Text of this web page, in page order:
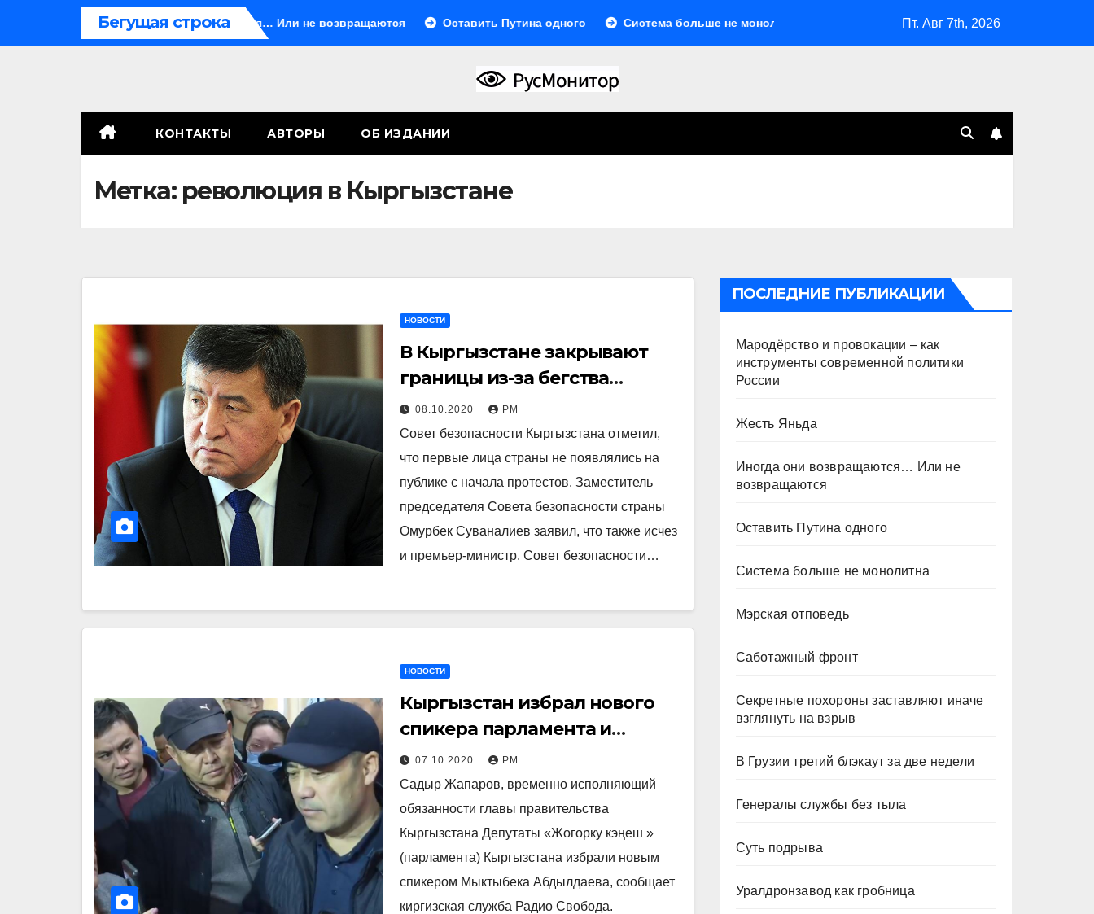
Бегущая строка
Иногда они возвращаются… Или не возвращаются Оставить Путина одного Система больше не монолитна Мародёрство и провокации – как
Пт. Авг 7th, 2026
КОНТАКТЫ АВТОРЫ ОБ ИЗДАНИИ
Метка: революция в Кыргызстане
НОВОСТИ
В Кыргызстане закрывают
границы из-за бегства
президента и премьер-
министра
08.10.2020 РМ
Совет безопасности Кыргызстана отметил,
что первые лица страны не появлялись на
публике с начала протестов. Заместитель
председателя Совета безопасности страны
Омурбек Суваналиев заявил, что также исчез
и премьер-министр. Совет безопасности…
НОВОСТИ
Кыргызстан избрал нового
спикера парламента и
назначил временного главы
правительства
07.10.2020 РМ
Садыр Жапаров, временно исполняющий
обязанности главы правительства
Кыргызстана Депутаты «Жогорку кэңеш »
(парламента) Кыргызстана избрали новым
спикером Мыктыбека Абдылдаева, сообщает
киргизская служба Радио Свобода.
ПОСЛЕДНИЕ ПУБЛИКАЦИИ
Мародёрство и провокации – как
инструменты современной политики
России
Жесть Яньда
Иногда они возвращаются… Или не
возвращаются
Оставить Путина одного
Система больше не монолитна
Мэрская отповедь
Саботажный фронт
Секретные похороны заставляют иначе
взглянуть на взрыв
В Грузии третий блэкаут за две недели
Генералы службы без тыла
Суть подрыва
Уралдронзавод как гробница